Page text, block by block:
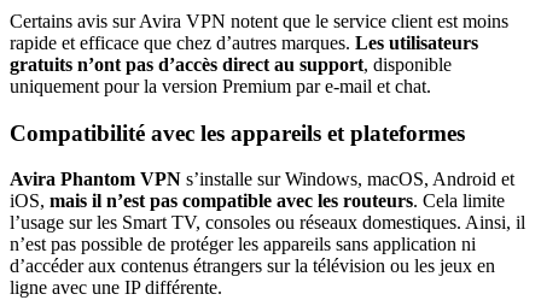
Certains avis sur Avira VPN notent que le service client est moins
rapide et efficace que chez d’autres marques. Les utilisateurs
gratuits n’ont pas d’accès direct au support, disponible
uniquement pour la version Premium par e-mail et chat.
Compatibilité avec les appareils et plateformes
Avira Phantom VPN s’installe sur Windows, macOS, Android et
iOS, mais il n’est pas compatible avec les routeurs. Cela limite
l’usage sur les Smart TV, consoles ou réseaux domestiques. Ainsi, il
n’est pas possible de protéger les appareils sans application ni
d’accéder aux contenus étrangers sur la télévision ou les jeux en
ligne avec une IP différente.